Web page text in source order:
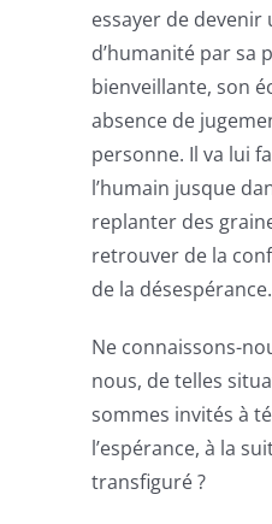
essayer de devenir
d’humanité par sa
bienveillante, son
absence de
personne. Il va lui
l’humain jusque
replanter des
retrouver de la
de la désespérance.
Ne connaissons-
nous, de telles
sommes invités à
l’espérance, à la
transfiguré ?